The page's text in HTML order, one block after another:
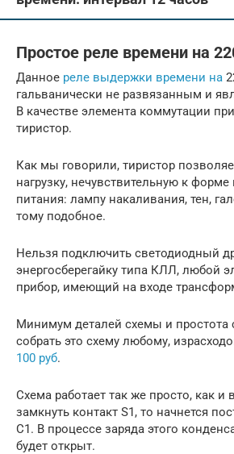
Простое реле времени на
Данное реле выдержки времени на
гальванически не развязанным и
В качестве элемента коммутации
тиристор.
Как мы говорили, тиристор
нагрузку, нечувствительную к
питания: лампу накаливания, тен,
тому подобное.
Нельзя подключить светодиодный
энергосберегайку типа КЛЛ, любой
прибор, имеющий на входе
Минимум деталей схемы и простота
собрать это схему любому,
100 руб.
Схема работает так же просто, как и
замкнуть контакт S1, то начнется
C1. В процессе заряда этого
будет открыт.